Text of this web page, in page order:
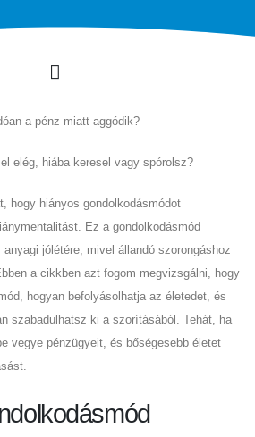
a pénz miatt aggódik?
elég, hiába keresel vagy spórolsz?
hogy hiányos gondolkodásmódot
Ez a gondolkodásmód
jólétére, mivel állandó szorongáshoz
a cikkben azt fogom megvizsgálni, hogy
hogyan befolyásolhatja az életedet, és
szabadulhatsz ki a szorításából. Tehát, ha
vegye pénzügyeit, és bőségesebb életet